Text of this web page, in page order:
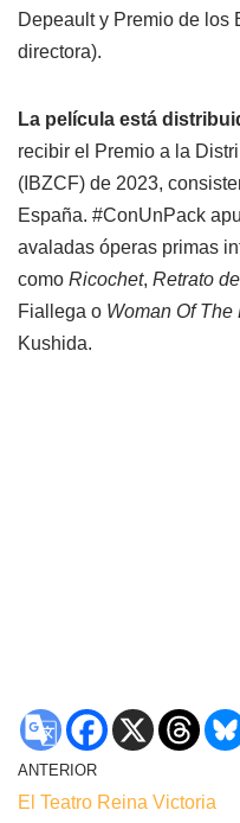
Depeault y Premio de los
directora).
La película está
recibir el Premio a la
(IBZCF) de 2023,
España. #ConUnPack
avaladas óperas primas
como Ricochet, Retrato
Fiallega o Woman Of The
Kushida.
ANTERIOR
El Teatro Reina Victoria